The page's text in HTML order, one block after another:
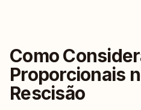
Como
Proporcionais
Rescisão